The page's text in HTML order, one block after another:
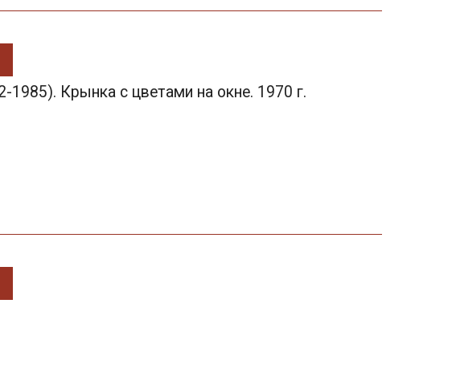
Крынка с цветами на окне. 1970 г.